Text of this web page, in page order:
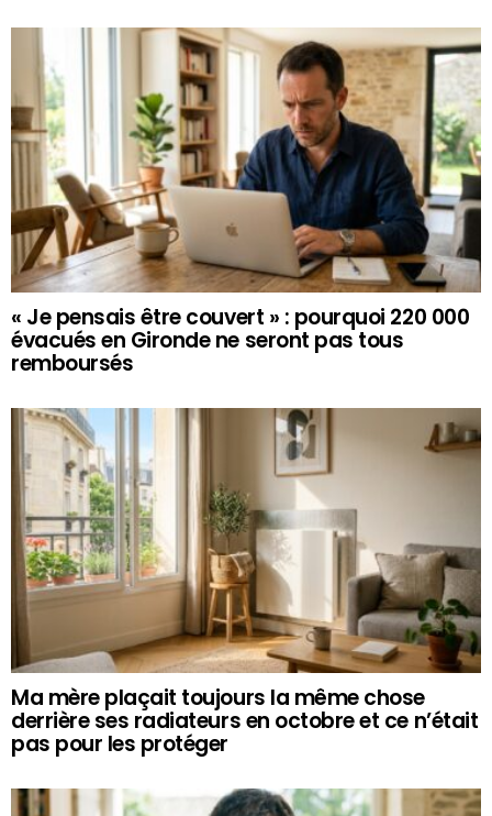
« Je pensais être couvert » : pourquoi 220 000
évacués en Gironde ne seront pas tous
remboursés
Ma mère plaçait toujours la même chose
derrière ses radiateurs en octobre et ce n’était
pas pour les protéger